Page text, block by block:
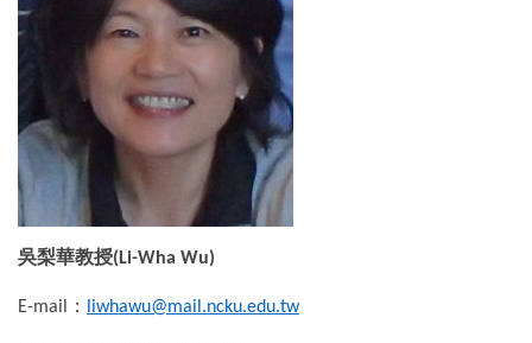
招生及學生資訊
學術活動
演講訊息
分醫所門禁管制
吳梨華教授(Li-Wha Wu)
E-mail ： liwhawu@mail.ncku.edu.tw